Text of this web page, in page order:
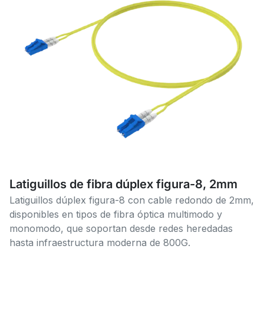
Latiguillos de fibra dúplex figura-8, 2mm
Latiguillos dúplex figura-8 con cable redondo de 2mm,
disponibles en tipos de fibra óptica multimodo y
monomodo, que soportan desde redes heredadas
hasta infraestructura moderna de 800G.